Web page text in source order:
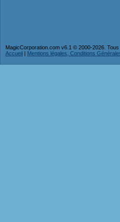
MagicCorporation.com v6.1 © 2000-2026.
Accueil | Mentions légales, Conditions